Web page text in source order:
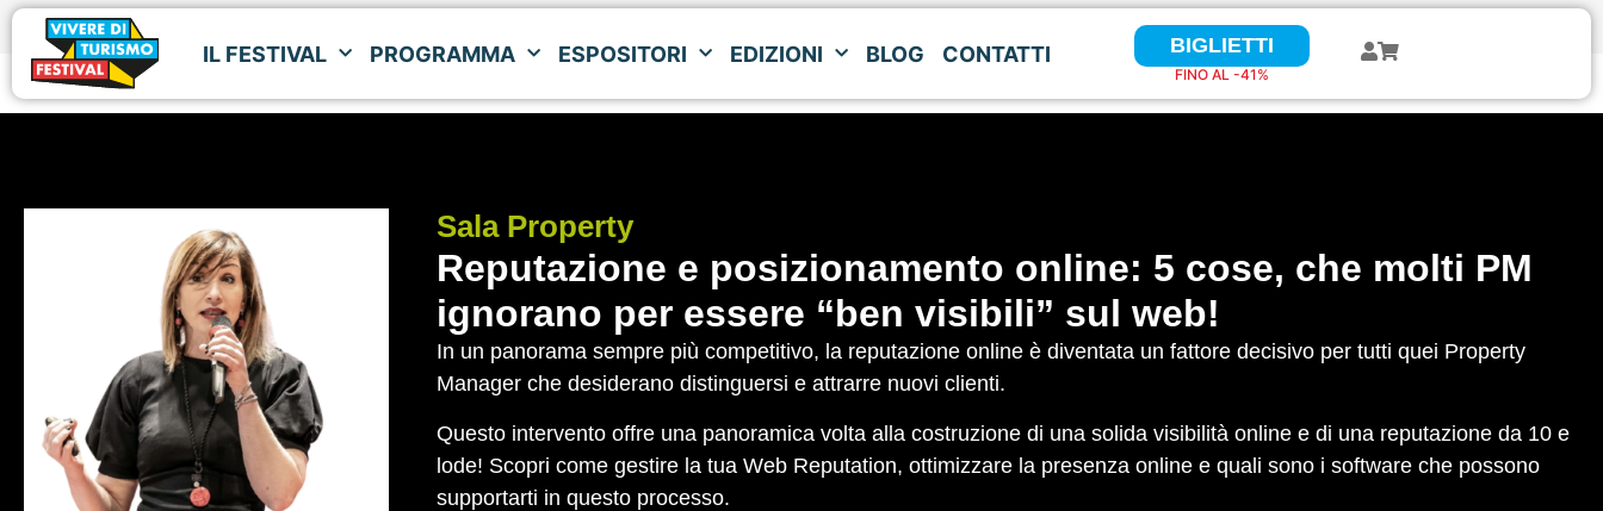
IL FESTIVAL PROGRAMMA ESPOSITORI EDIZIONI BLOG CONTATTI BIGLIETTI
FINO AL 41%
IL FESTIVAL PROGRAMMA ESPOSITORI EDIZIONI BLOG CONTATTI BIGLIETTI
FINO AL -41%
Sala Property
Reputazione e posizionamento online: 5 cose, che molti PM
ignorano per essere “ben visibili” sul web!
In un panorama sempre più competitivo, la reputazione online è diventata un fattore decisivo per tutti quei Property
Manager che desiderano distinguersi e attrarre nuovi clienti.
Questo intervento offre una panoramica volta alla costruzione di una solida visibilità online e di una reputazione da 10 e
lode! Scopri come gestire la tua Web Reputation, ottimizzare la presenza online e quali sono i software che possono
supportarti in questo processo.